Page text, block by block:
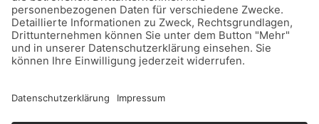
Karriere Downloads
Schlichtungsstelle
Vertrag kündigen
Sitemap